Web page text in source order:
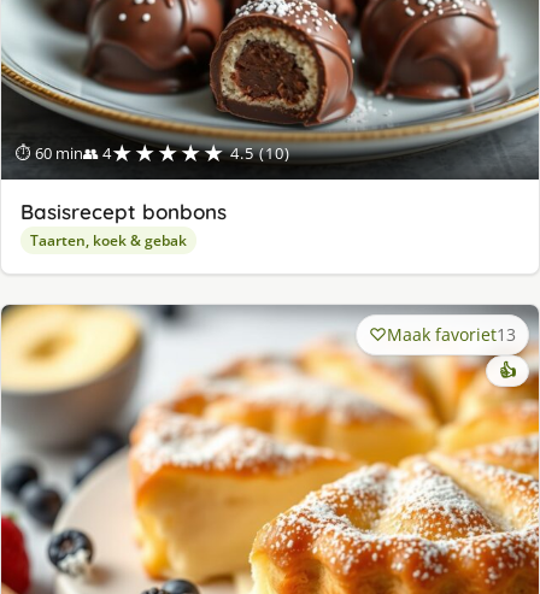
⏱ 60 min👥 4★★★★★ 4.5 (10)
Basisrecept bonbons
Taarten, koek & gebak
Maak favoriet13
👍